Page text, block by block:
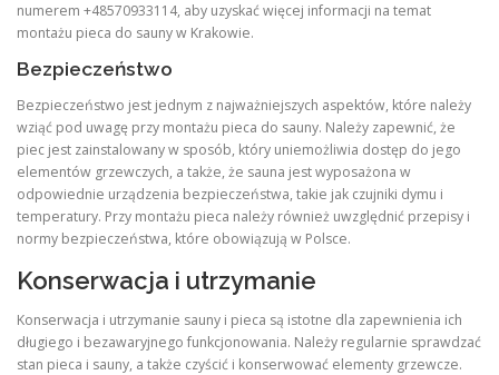
numerem +48570933114, aby uzyskać więcej informacji na temat
montażu pieca do sauny w Krakowie.
Bezpieczeństwo
Bezpieczeństwo jest jednym z najważniejszych aspektów, które należy
wziąć pod uwagę przy montażu pieca do sauny. Należy zapewnić, że
piec jest zainstalowany w sposób, który uniemożliwia dostęp do jego
elementów grzewczych, a także, że sauna jest wyposażona w
odpowiednie urządzenia bezpieczeństwa, takie jak czujniki dymu i
temperatury. Przy montażu pieca należy również uwzględnić przepisy i
normy bezpieczeństwa, które obowiązują w Polsce.
Konserwacja i utrzymanie
Konserwacja i utrzymanie sauny i pieca są istotne dla zapewnienia ich
długiego i bezawaryjnego funkcjonowania. Należy regularnie sprawdzać
stan pieca i sauny, a także czyścić i konserwować elementy grzewcze.